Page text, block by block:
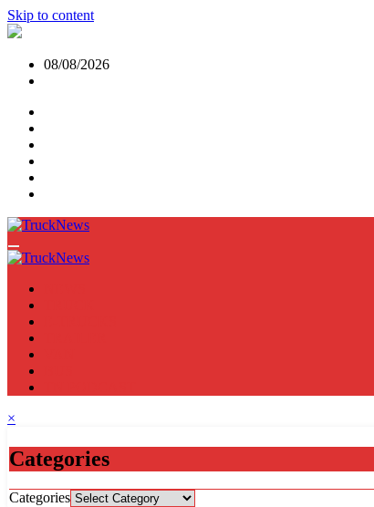
Skip to content
08/08/2026
×
Categories
Categories